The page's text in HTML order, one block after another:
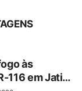
às
116 em Jati,